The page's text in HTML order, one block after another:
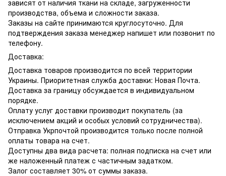
зависят от наличия ткани на складе, загруженности
производства, объема и сложности заказа.
Заказы на сайте принимаются круглосуточно. Для
подтверждения заказа менеджер напишет или позвонит по
телефону.
Доставка:
Доставка товаров производится по всей территории
Украины. Приоритетная служба доставки: Новая Почта.
Доставка за границу обсуждается в индивидуальном
порядке.
Оплату услуг доставки производит покупатель (за
исключением акций и особых условий сотрудничества).
Отправка Укрпочтой производится только после полной
оплаты товара на счет.
Доступны два вида расчета: полная подписка на счет или
же наложенный платеж с частичным задатком.
Залог составляет 30% от суммы заказа.